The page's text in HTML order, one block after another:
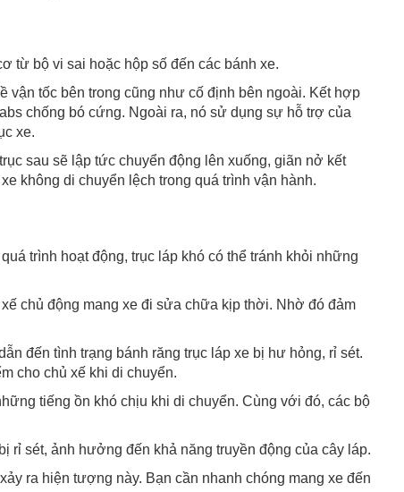
từ bộ vi sai hoặc hộp số đến các bánh xe.
tốc bên trong cũng như cố định bên ngoài. Kết hợp
chống bó cứng. Ngoài ra, nó sử dụng sự hỗ trợ của
xe.
sau sẽ lập tức chuyển động lên xuống, giãn nở kết
không di chuyển lệch trong quá trình vận hành.
trình hoạt động, trục láp khó có thể tránh khỏi những
chủ động mang xe đi sửa chữa kịp thời. Nhờ đó đảm
đến tình trạng bánh răng trục láp xe bị hư hỏng, rỉ sét.
cho chủ xế khi di chuyển.
tiếng ồn khó chịu khi di chuyển. Cùng với đó, các bộ
rỉ sét, ảnh hưởng đến khả năng truyền động của cây láp.
ra hiện tượng này. Bạn cần nhanh chóng mang xe đến